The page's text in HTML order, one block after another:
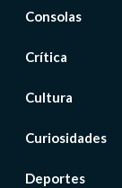
Consolas
Crítica
Cultura
Curiosidades
Deportes